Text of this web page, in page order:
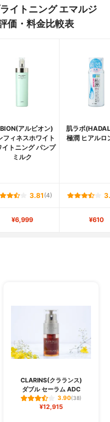
イトニング エマルジ
価・料金比較表
アルビオン)
フィネスホワイト
イトニング パンプ
ミルク
肌ラボ
極潤 ヒアルロ
3.81 (4)
¥6,999 ¥610
CLARINS(クラランス)
ダブル セーラム ADC
3.90(38)
¥12,915